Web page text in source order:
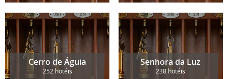
Cerro de Águia
252 hotéis
Senhora da Luz
238 hotéis